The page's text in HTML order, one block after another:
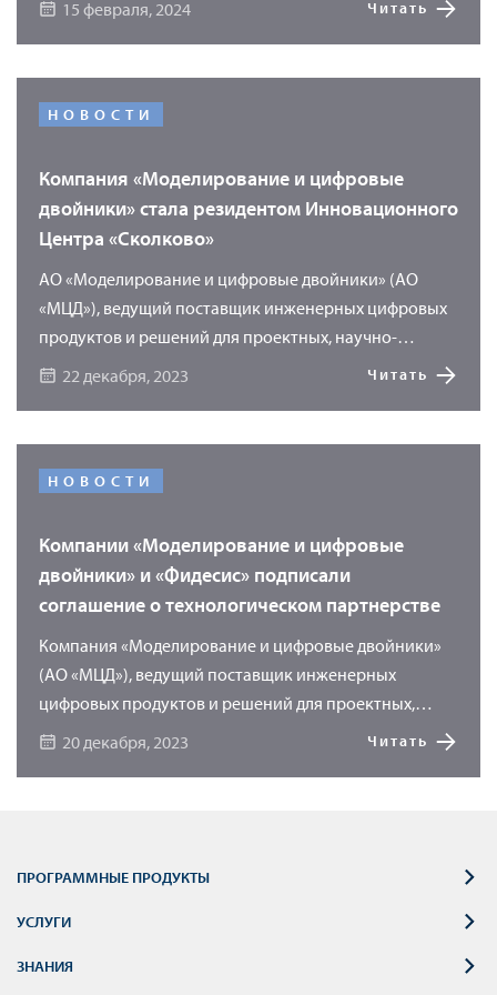
(Универсального Методического Комплекса
Актуальных материалов) для хранения и обработки
программы «УМКА» позволяет перейти на новый
уровень сквозного проектирования, где точкой
начала проектирования является материал.
15 февраля, 2024 Читать
НОВОСТИ
Компания «Моделирование и цифровые
двойники» стала резидентом Инновационного
Центра «Сколково»
АО «Моделирование и цифровые двойники» (АО
«МЦД»), ведущий поставщик инженерных цифровых
продуктов и решений для проектных, научно-
исследовательских и производственных
22 декабря, 2023 Читать
НОВОСТИ
Компании «Моделирование и цифровые
двойники» и «Фидесис» подписали
соглашение о технологическом партнерстве
Компания «Моделирование и цифровые двойники»
(АО «МЦД»), ведущий поставщик инженерных
цифровых продуктов и решений для проектных,
научно-исследовательских и производственных
20 декабря, 2023 Читать
ПРОГРАММНЫЕ ПРОДУКТЫ
УСЛУГИ
ЗНАНИЯ